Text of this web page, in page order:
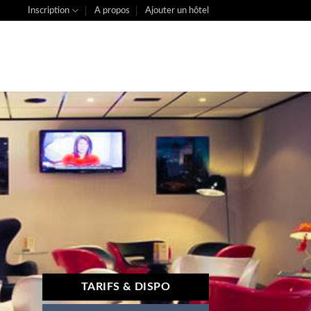
Inscription A propos Ajouter un hôtel
TARIFS & DISPO